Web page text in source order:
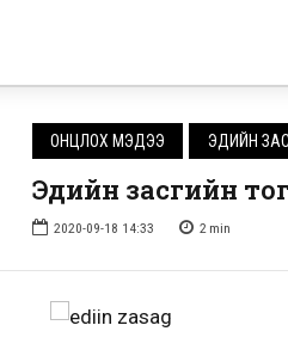
ОНЦЛОХ МЭДЭЭ ЭДИЙН
Эдийн засгийн
2020-09-18 14:33 2 min